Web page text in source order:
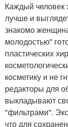
Каждый человек
лучше и
знакомо
молодостью"
пластических
косметику и не
редакторы для
выкладывают
"фильтрами".
что для